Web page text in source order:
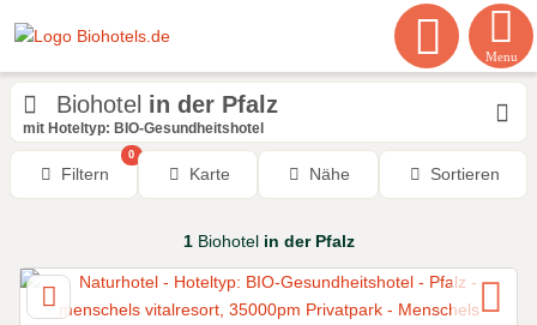
Menu
Biohotel in der Pfalz
mit Hoteltyp: BIO-Gesundheitshotel
Filtern
0
Karte Nähe Sortieren
1Biohotel in der Pfalz